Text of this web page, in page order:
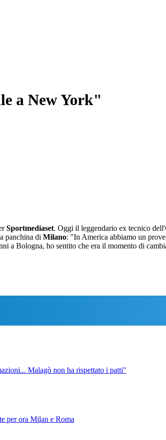
a New York"
Sportmediaset. Oggi il leggendario ex tecnico
panchina di Milano: "In America abbiamo un
a Bologna, ho sentito che era il momento di
Malagò non ha rispettato i patti"
per ora Milan e Roma